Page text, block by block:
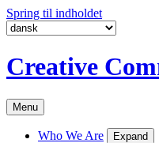
Spring til indholdet
Creative
Menu
Who We Are Expand